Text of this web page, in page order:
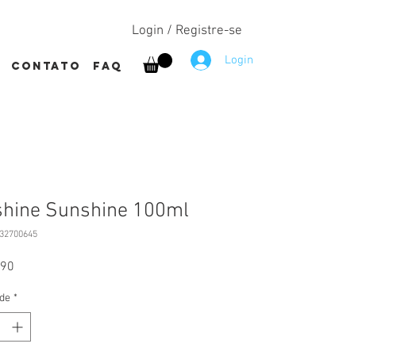
contato
Login / Registre-se
Login
FAQ
Sunshine 100ml
*